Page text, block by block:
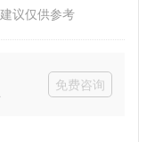
议仅供参考
免费咨询